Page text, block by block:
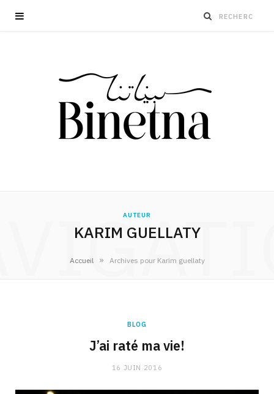
AUTEUR
KARIM GUELLATY
Accueil » Archives pour Karim guellaty
BLOG
J’ai raté ma vie!
16 JUIN 2016